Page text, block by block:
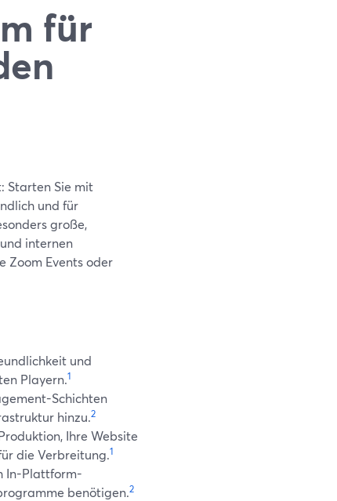
für
Starten Sie mit
und für
große,
internen
Zoom Events oder
und
Playern.1
Schichten
hinzu.2
Ihre Website
die Verbreitung.1
In-Plattform-
benötigen.2